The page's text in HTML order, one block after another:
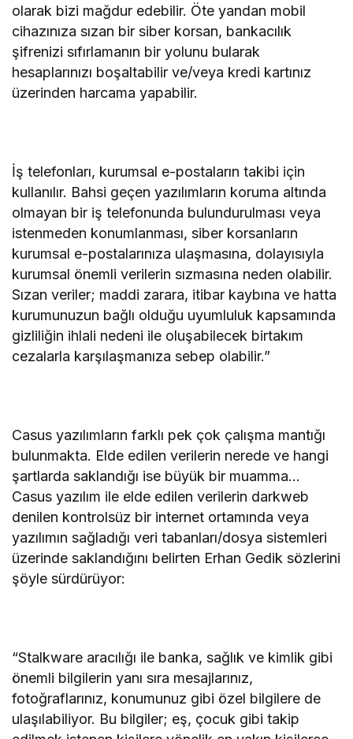
olarak bizi mağdur edebilir. Öte yandan mobil
cihazınıza sızan bir siber korsan, bankacılık
şifrenizi sıfırlamanın bir yolunu bularak
hesaplarınızı boşaltabilir ve/veya kredi kartınız
üzerinden harcama yapabilir.
İş telefonları, kurumsal e-postaların takibi için
kullanılır. Bahsi geçen yazılımların koruma altında
olmayan bir iş telefonunda bulundurulması veya
istenmeden konumlanması, siber korsanların
kurumsal e-postalarınıza ulaşmasına, dolayısıyla
kurumsal önemli verilerin sızmasına neden olabilir.
Sızan veriler; maddi zarara, itibar kaybına ve hatta
kurumunuzun bağlı olduğu uyumluluk kapsamında
gizliliğin ihlali nedeni ile oluşabilecek birtakım
cezalarla karşılaşmanıza sebep olabilir.”
Casus yazılımların farklı pek çok çalışma mantığı
bulunmakta. Elde edilen verilerin nerede ve hangi
şartlarda saklandığı ise büyük bir muamma…
Casus yazılım ile elde edilen verilerin darkweb
denilen kontrolsüz bir internet ortamında veya
yazılımın sağladığı veri tabanları/dosya sistemleri
üzerinde saklandığını belirten Erhan Gedik sözlerini
şöyle sürdürüyor:
“Stalkware aracılığı ile banka, sağlık ve kimlik gibi
önemli bilgilerin yanı sıra mesajlarınız,
fotoğraflarınız, konumunuz gibi özel bilgilere de
ulaşılabiliyor. Bu bilgiler; eş, çocuk gibi takip